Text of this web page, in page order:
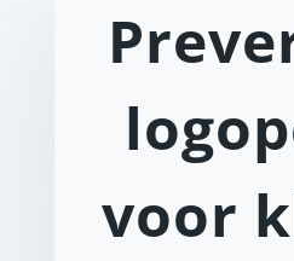
voor